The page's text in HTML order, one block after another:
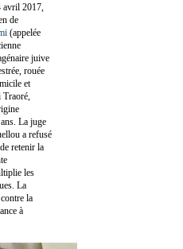
avril 2017,
de
(appelée
juive
rouée
et
La juge
a refusé
retenir la
les
La
la
à